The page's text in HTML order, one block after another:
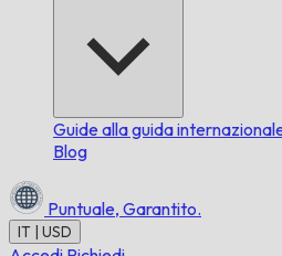
Guide alla guida
Blog
Puntuale, Garantito.
IT | USD